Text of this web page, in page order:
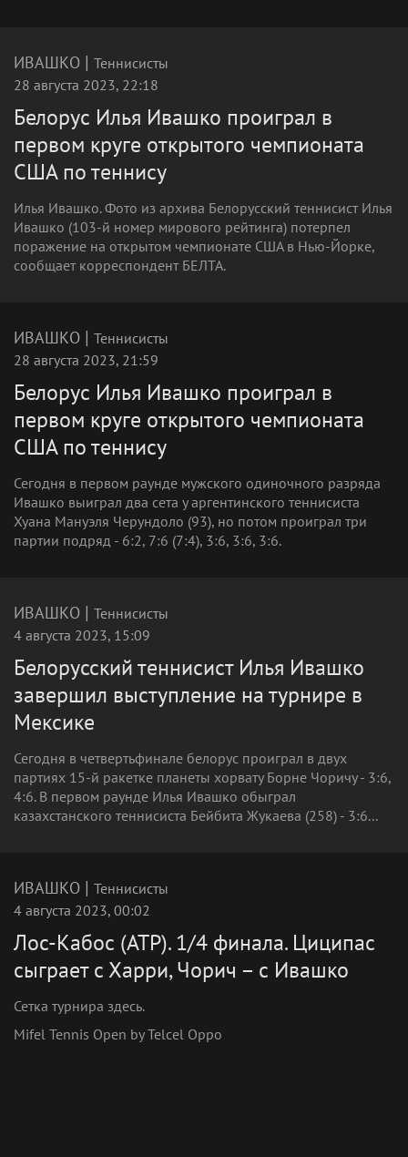
ИВАШКО | Теннисисты
28 августа 2023, 22:18
Белорус Илья Ивашко проиграл в
первом круге открытого чемпионата
США по теннису
Илья Ивашко. Фото из архива Белорусский теннисист Илья
Ивашко (103-й номер мирового рейтинга) потерпел
поражение на открытом чемпионате США в Нью-Йорке,
сообщает корреспондент БЕЛТА.
ИВАШКО | Теннисисты
28 августа 2023, 21:59
Белорус Илья Ивашко проиграл в
первом круге открытого чемпионата
США по теннису
Сегодня в первом раунде мужского одиночного разряда
Ивашко выиграл два сета у аргентинского теннисиста
Хуана Мануэля Черундоло (93), но потом проиграл три
партии подряд - 6:2, 7:6 (7:4), 3:6, 3:6, 3:6.
ИВАШКО | Теннисисты
4 августа 2023, 15:09
Белорусский теннисист Илья Ивашко
завершил выступление на турнире в
Мексике
Сегодня в четвертьфинале белорус проиграл в двух
партиях 15-й ракетке планеты хорвату Борне Чоричу - 3:6,
4:6. В первом раунде Илья Ивашко обыграл
казахстанского теннисиста Бейбита Жукаева (258) - 3:6...
ИВАШКО | Теннисисты
4 августа 2023, 00:02
Лос-Кабос (ATP). 1/4 финала. Циципас
сыграет с Харри, Чорич – с Ивашко
Сетка турнира здесь.
Mifel Tennis Open by Telcel Oppo